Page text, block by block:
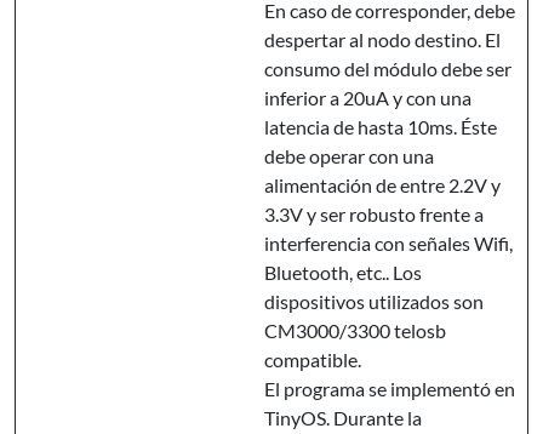
En caso de corresponder, debe
despertar al nodo destino. El
consumo del módulo debe ser
inferior a 20uA y con una
latencia de hasta 10ms. Éste
debe operar con una
alimentación de entre 2.2V y
3.3V y ser robusto frente a
interferencia con señales Wifi,
Bluetooth, etc.. Los
dispositivos utilizados son
CM3000/3300 telosb
compatible.
El programa se implementó en
TinyOS. Durante la